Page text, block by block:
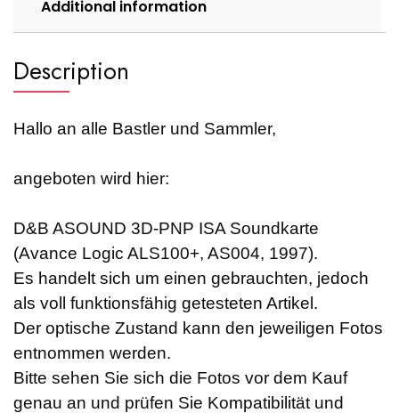
Additional information
Description
Hallo an alle Bastler und Sammler,
angeboten wird hier:
D&B ASOUND 3D-PNP ISA Soundkarte
(Avance Logic ALS100+, AS004, 1997).
Es handelt sich um einen gebrauchten, jedoch
als voll funktionsfähig getesteten Artikel.
Der optische Zustand kann den jeweiligen Fotos
entnommen werden.
Bitte sehen Sie sich die Fotos vor dem Kauf
genau an und prüfen Sie Kompatibilität und